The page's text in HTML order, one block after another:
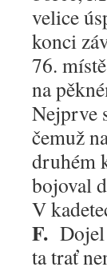
velice
konci
76.
na
Nejprve
čemuž
druhém
bojoval
V
F.
ta trať